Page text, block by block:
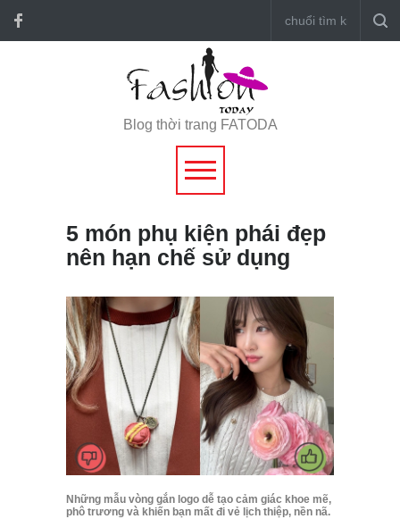
Blog thời trang FATODA
5 món phụ kiện phái đẹp
nên hạn chế sử dụng
Những mẫu vòng gắn logo dễ tạo cảm giác khoe mẽ,
phô trương và khiến bạn mất đi vẻ lịch thiệp, nền nã.